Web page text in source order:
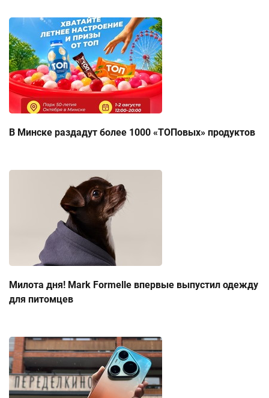
В Минске раздадут более 1000 «ТОПовых» продуктов
Милота дня! Mark Formelle впервые выпустил одежду
для питомцев